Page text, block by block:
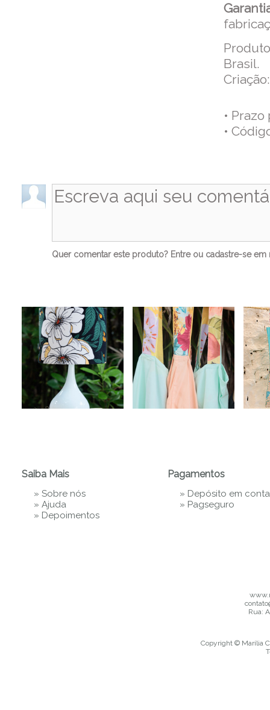
Brasil.
•
•
Quer comentar este produto? Entreou cadastre-seem
Saiba Mais
» Sobre nós
» Ajuda
» Depoimentos
Pagamentos
» Depósito em conta
» Pagseguro
Rua:
Copyright © Marília